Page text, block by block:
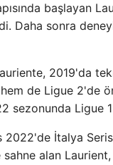
başlayan
Daha sonra
2019'da
hem de Ligue
sezonunda Ligue
İtalya
alan